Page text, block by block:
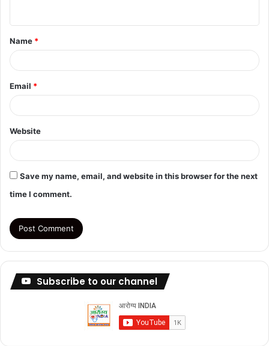
t
*
Name *
Email *
Website
Save my name, email, and website in this browser for the next
time I comment.
Subscribe to our channel